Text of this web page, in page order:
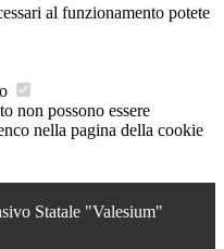
al funzionamento potete
non possono essere
nella pagina della cookie
Statale "Valesium"